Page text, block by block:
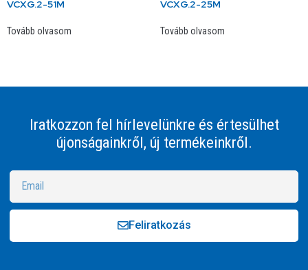
VCXG.2-51M
Tovább olvasom
VCXG.2-25M
Tovább olvasom
Iratkozzon fel hírlevelünkre és értesülhet
újonságainkről, új termékeinkről.
Feliratkozás